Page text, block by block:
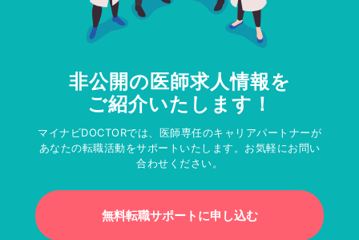
非公開の医師求人情報を
ご紹介いたします！
マイナビDOCTORでは、医師専任のキャリアパートナーが
あなたの転職活動をサポートいたします。お気軽にお問い
合わせください。
無料転職サポートに申し込む